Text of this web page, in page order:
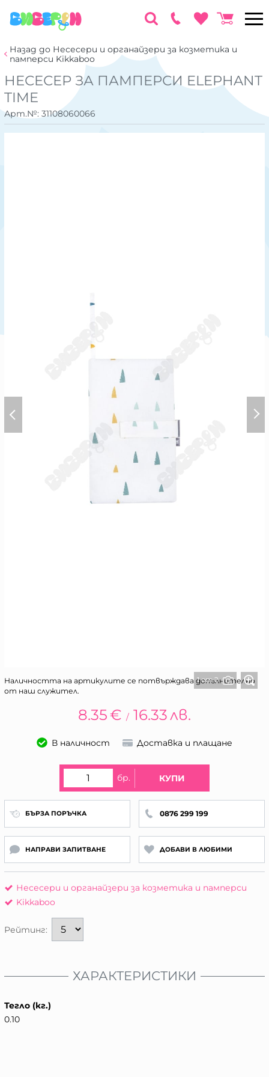
Назад до Несесери и органайзери за козметика и
памперси Kikkaboo
НЕСЕСЕР ЗА ПАМПЕРСИ ELEPHANT
TIME
Арт.№: 31108060066
1 от 2
Наличността на артикулите се потвърждава допълнително
от наш служител.
8.35€ / 16.33лв.
В наличност Доставка и плащане
бр. КУПИ
БЪРЗА ПОРЪЧКА 0876 299 199
НАПРАВИ ЗАПИТВАНЕ ДОБАВИ В ЛЮБИМИ
Несесери и органайзери за козметика и памперси
Kikkaboo
Рейтинг:
ХАРАКТЕРИСТИКИ
Тегло (кг.)
0.10